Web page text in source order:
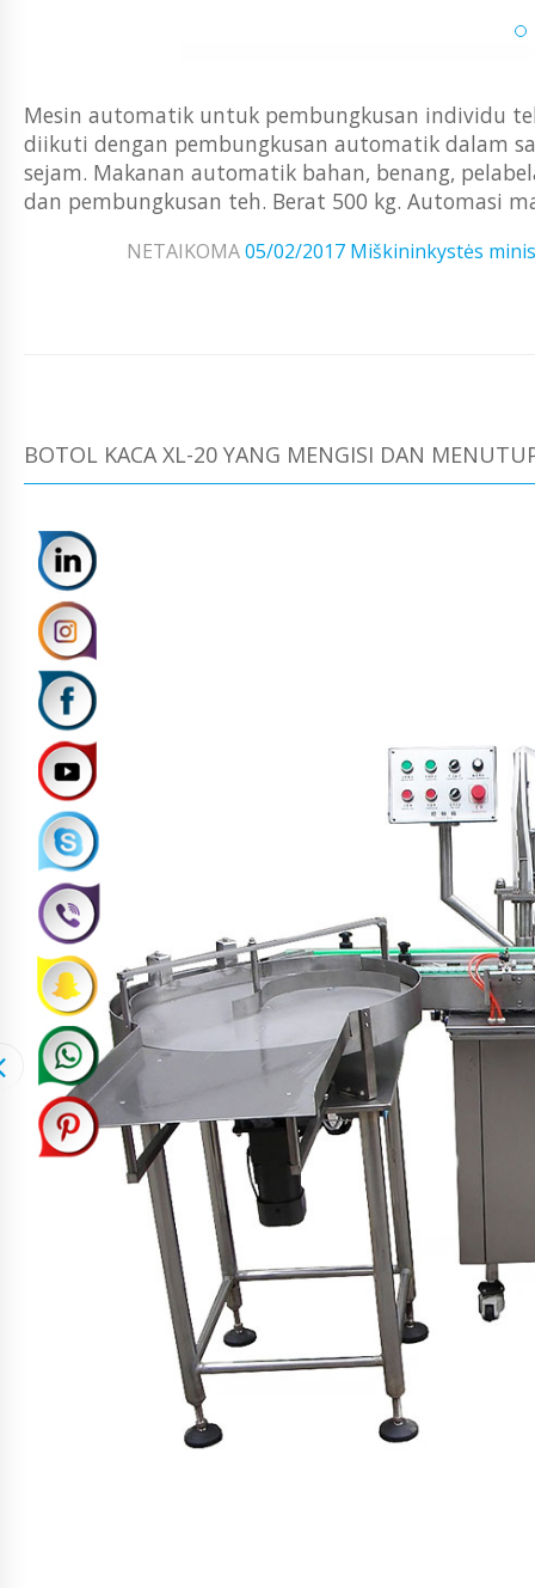
Mesin automatik untuk pembungkusan individu
diikuti dengan pembungkusan automatik dalam
sejam. Makanan automatik bahan, benang,
dan pembungkusan teh. Berat 500 kg. Automasi
NETAIKOMA05/02/2017 Miškininkystės
BOTOL KACA XL-20 YANG MENGISI DAN